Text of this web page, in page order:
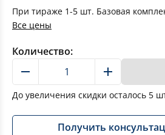
При тираже 1-5 шт. Базовая
Все цены
Количество:
До увеличения скидки осталось 5
Получить